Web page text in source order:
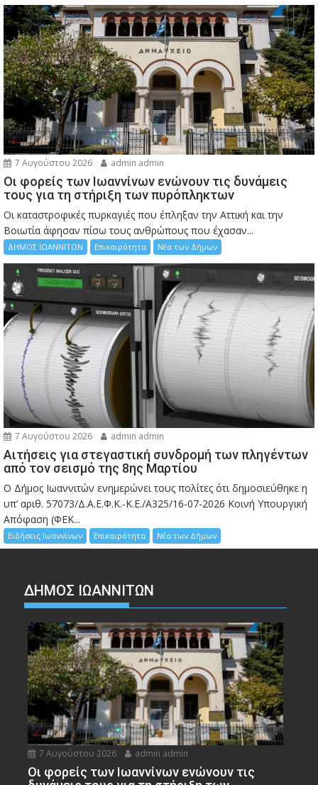
7 Αυγούστου 2026 admin admin
Οι φορείς των Ιωαννίνων ενώνουν τις δυνάμεις
τους για τη στήριξη των πυρόπληκτων
Οι καταστροφικές πυρκαγιές που έπληξαν την Αττική και την
Bοιωτία άφησαν πίσω τους ανθρώπους που έχασαν...
ΔΗΜΟΣ ΙΩΑΝΝΙΤΩΝ Επικαιρότητα Νέα των Δήμων
7 Αυγούστου 2026 admin admin
Αιτήσεις για στεγαστική συνδρομή των πληγέντων
από τον σεισμό της 8ης Μαρτίου
Ο Δήμος Ιωαννιτών ενημερώνει τους πολίτες ότι δημοσιεύθηκε η
υπ’ αριθ. 57073/Δ.Α.Ε.Φ.Κ.-Κ.Ε./Α325/16-07-2026 Κοινή Υπουργική
Απόφαση (ΦΕΚ...
Ειδήσεις Ιωαννίνων Επικαιρότητα Νέα των Δήμων
ΔΗΜΟΣ ΙΩΑΝΝΙΤΩΝ
7 Αυγούστου 2026 admin admin
Οι φορείς των Ιωαννίνων ενώνουν τις